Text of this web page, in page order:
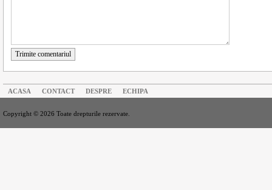
Trimite comentariul
ACASA CONTACT DESPRE ECHIPA
Copyright © 2026 Toate drepturile rezervate.